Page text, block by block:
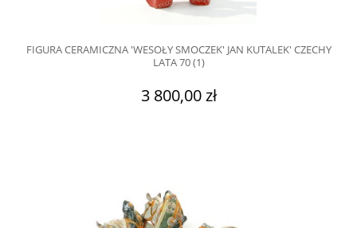
FIGURA CERAMICZNA 'WESOŁY SMOCZEK' JAN KUTALEK' CZECHY
LATA 70 (1)
3 800,00 zł